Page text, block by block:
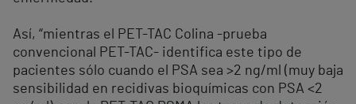
Así, “mientras el PET-TAC Colina -prueba
convencional PET-TAC- identifica este tipo de
pacientes sólo cuando el PSA sea >2 ng/ml (muy baja
sensibilidad en recidivas bioquímicas con PSA <2